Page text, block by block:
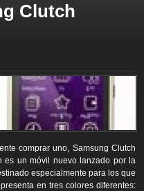
Clutch
comprar uno, Samsung Clutch
es un móvil nuevo lanzado por la
especialmente para los que
en tres colores diferentes: